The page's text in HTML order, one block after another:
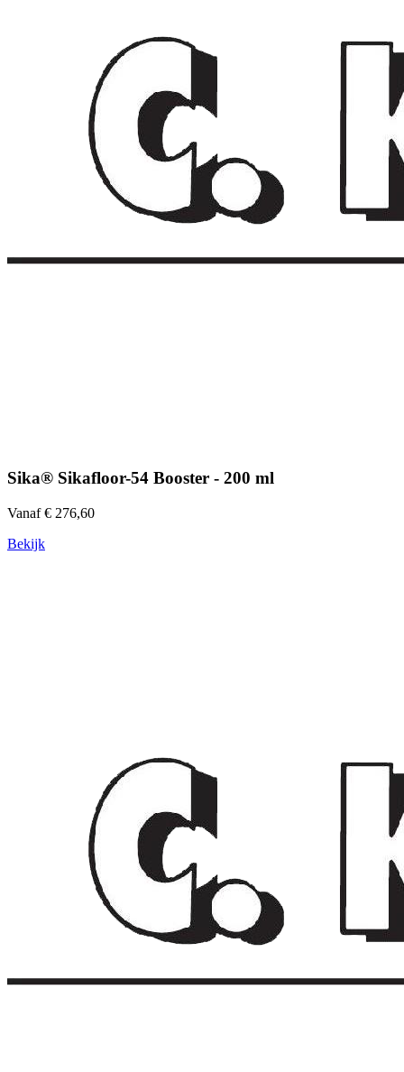
Sika® Sikafloor-54 Booster - 200 ml
Vanaf € 276,60
Bekijk